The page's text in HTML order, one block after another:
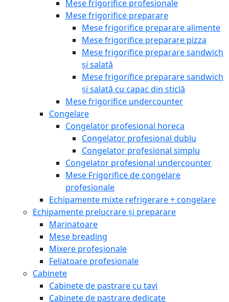
Mese frigorifice profesionale
Mese frigorifice preparare
Mese frigorifice preparare alimente
Mese frigorifice preparare pizza
Mese frigorifice preparare sandwich
și salată
Mese frigorifice preparare sandwich
și salată cu capac din sticlă
Mese frigorifice undercounter
Congelare
Congelator profesional horeca
Congelator profesional dublu
Congelator profesional simplu
Congelator profesional undercounter
Mese Frigorifice de congelare
profesionale
Echipamente mixte refrigerare + congelare
Echipamente prelucrare și preparare
Marinatoare
Mese breading
Mixere profesionale
Feliatoare profesionale
Cabinete
Cabinete de pastrare cu tavi
Cabinete de pastrare dedicate